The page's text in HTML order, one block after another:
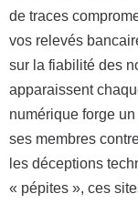
de traces
vos relevés
sur la fiabilité des
apparaissent
numérique forge
ses membres
les déceptions
« pépites », ces